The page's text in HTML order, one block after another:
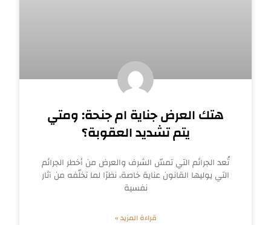
هتك العرض جناية ام جنحة: ومتي
يتم تشديد العقوبة؟
تُعد الجرائم التي تمسّ الشرف والعرض من أخطر الجرائم
التي يوليها القانون عناية خاصة، نظرًا لما تخلّفه من آثار
نفسية
قراءة المزيد »